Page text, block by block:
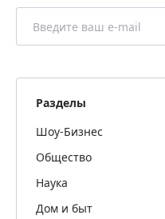
Разделы
Шоу-Бизнес
Общество
Наука
Дом и быт